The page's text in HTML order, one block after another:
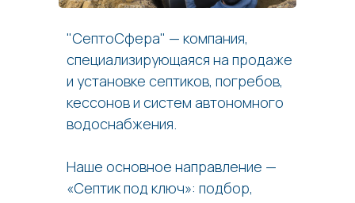
"СептоСфера" — компания,
специализирующаяся на продаже
и установке септиков, погребов,
кессонов и систем автономного
водоснабжения.
Наше основное направление —
«Септик под ключ»: подбор,